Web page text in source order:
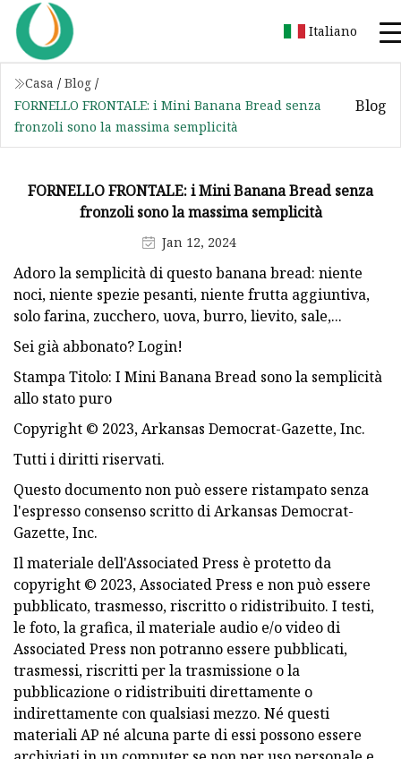
Italiano
Casa / Blog /
FORNELLO FRONTALE: i Mini Banana Bread senza
fronzoli sono la massima semplicità
Blog
FORNELLO FRONTALE: i Mini Banana Bread senza
fronzoli sono la massima semplicità
Jan 12, 2024
Adoro la semplicità di questo banana bread: niente
noci, niente spezie pesanti, niente frutta aggiuntiva,
solo farina, zucchero, uova, burro, lievito, sale,...
Sei già abbonato? Login!
Stampa Titolo: I Mini Banana Bread sono la semplicità
allo stato puro
Copyright © 2023, Arkansas Democrat-Gazette, Inc.
Tutti i diritti riservati.
Questo documento non può essere ristampato senza
l'espresso consenso scritto di Arkansas Democrat-
Gazette, Inc.
Il materiale dell'Associated Press è protetto da
copyright © 2023, Associated Press e non può essere
pubblicato, trasmesso, riscritto o ridistribuito. I testi,
le foto, la grafica, il materiale audio e/o video di
Associated Press non potranno essere pubblicati,
trasmessi, riscritti per la trasmissione o la
pubblicazione o ridistribuiti direttamente o
indirettamente con qualsiasi mezzo. Né questi
materiali AP né alcuna parte di essi possono essere